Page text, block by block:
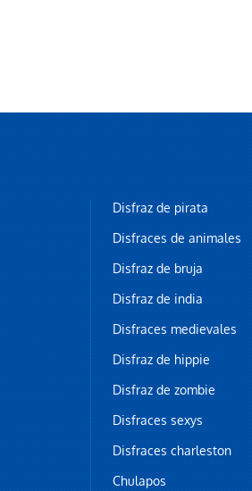
Disfraz de pirata
Disfraces de animales
Disfraz de bruja
Disfraz de india
Disfraces medievales
Disfraz de hippie
Disfraz de zombie
Disfraces sexys
Disfraces charleston
Chulapos